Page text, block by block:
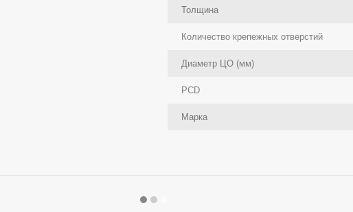
Толщина
Количество крепежных отверстий
Диаметр ЦО (мм)
PCD
Марка